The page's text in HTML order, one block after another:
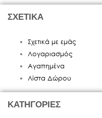
ΣΧΕΤΙΚΑ
Σχετικά με εμάς
Λογαριασμός
Αγαπημένα
Λίστα Δώρου
ΚΑΤΗΓΟΡΙΕΣ